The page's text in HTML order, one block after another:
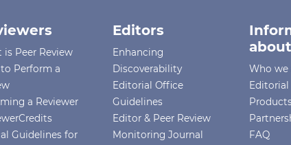
is Peer Review
Perform a
a Reviewer
Guidelines for
Editors
Enhancing
Discoverability
Editorial Office
Guidelines
Editor & Peer Review
Monitoring Journal
Who we
FAQ